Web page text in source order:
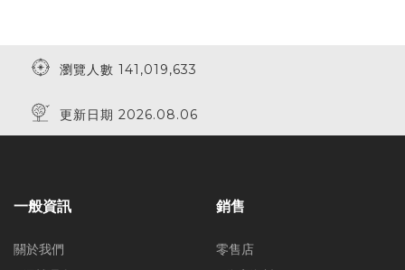
瀏覽人數 141,019,633
更新日期 2026.08.06
一般資訊
關於我們
銷售
零售店